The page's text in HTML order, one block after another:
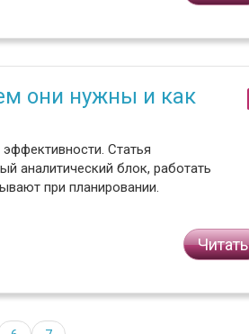
они нужны и как
Статья
аналитический блок, работать
при планировании.
Читать